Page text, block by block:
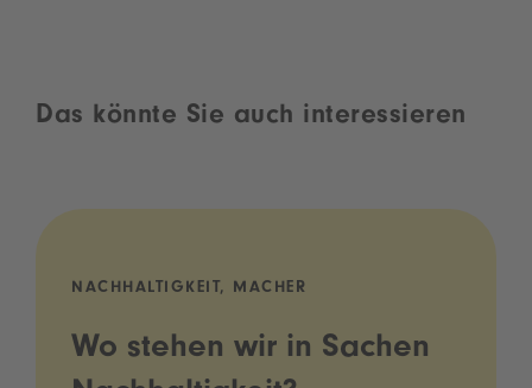
Das könnte Sie auch interessieren
NACHHALTIGKEIT, MACHER
Wo stehen wir in Sachen